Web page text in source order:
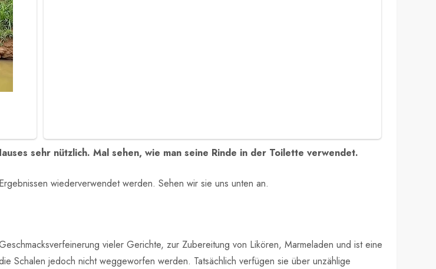
sehr nützlich. Mal sehen, wie man seine Rinde in der Toilette verwendet.
wiederverwendet werden. Sehen wir sie uns unten an.
vieler Gerichte, zur Zubereitung von Likören, Marmeladen und ist eine
Schalen jedoch nicht weggeworfen werden. Tatsächlich verfügen sie über unzählige